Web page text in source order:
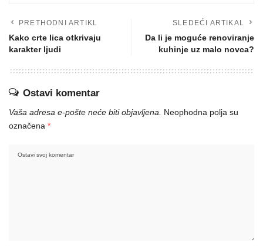
PRETHODNI ARTIKL
Kako crte lica otkrivaju
karakter ljudi
SLEDEĆI ARTIKAL
Da li je moguće renoviranje
kuhinje uz malo novca?
Ostavi komentar
Vaša adresa e-pošte neće biti objavljena. Neophodna polja su
označena *